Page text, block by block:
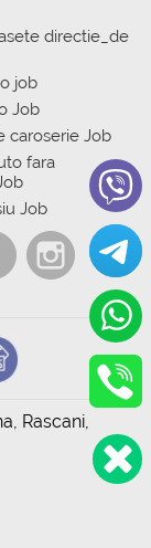
directie_de
job
Job
caroserie Job
fara
Job
Rascani,